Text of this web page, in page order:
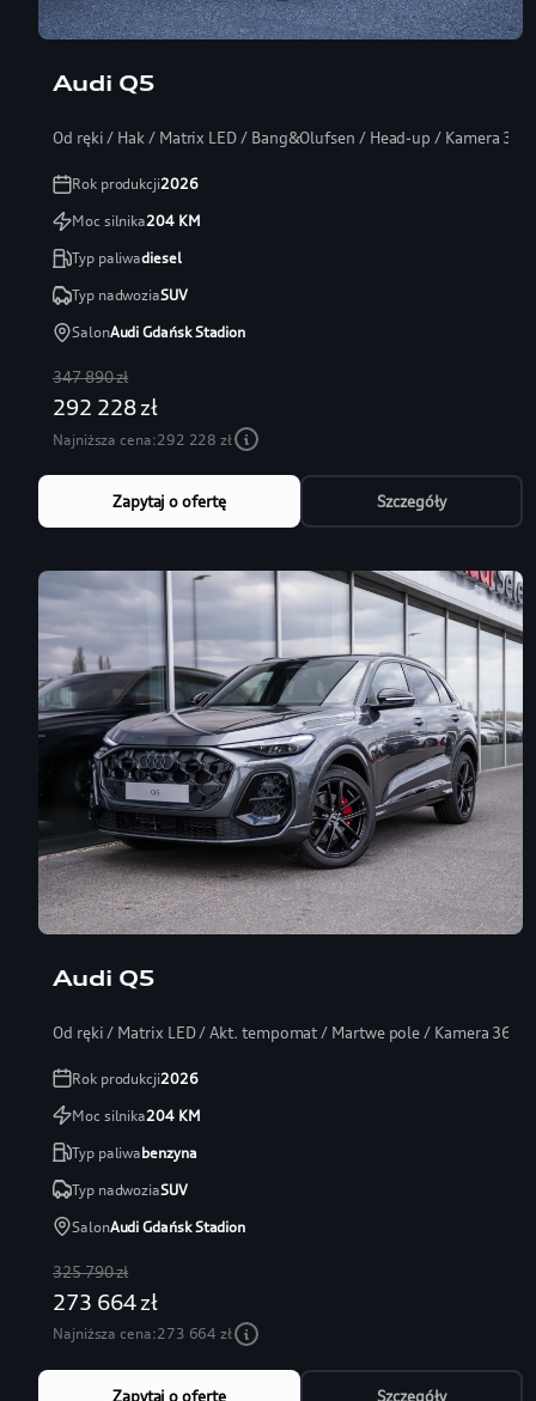
Audi Q5
Od ręki / Hak / Matrix LED / Bang&Olufsen / Head-up / Kamera 360
Rok produkcji2026
Moc silnika204KM
Typ paliwadiesel
Typ nadwoziaSUV
SalonAudi Gdańsk Stadion
347 890 zł
292 228 zł
Najniższa cena:292 228 zł
Zapytaj o ofertę Szczegóły
Audi Q5
Od ręki / Matrix LED / Akt. tempomat / Martwe pole / Kamera 360
Rok produkcji2026
Moc silnika204KM
Typ paliwabenzyna
Typ nadwoziaSUV
SalonAudi Gdańsk Stadion
325 790 zł
273 664 zł
Najniższa cena:273 664 zł
Zapytaj o ofertę Szczegóły